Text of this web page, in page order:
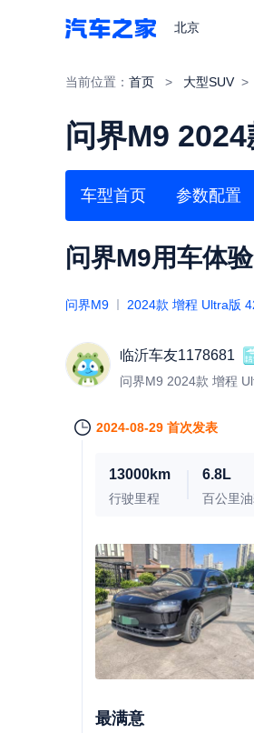
北京
当前位置： 首页 > 大型SUV >
问界M9
车型首页 参数配置
问界M9用车体验
问界M9 2024款 增程 Ultra版
临沂车友1178681
问界M9 2024款 增程
2024-08-29 首次发表
13000km
行驶里程
6.8L
百公里
最满意